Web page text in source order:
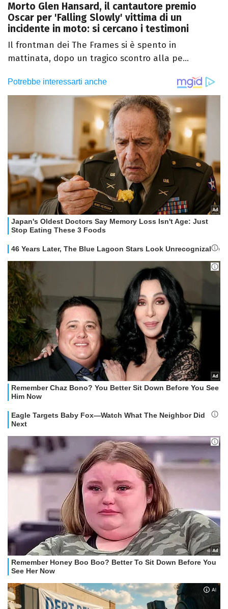
Morto Glen Hansard, il cantautore premio
Oscar per 'Falling Slowly' vittima di un
incidente in moto: si cercano i testimoni
Il frontman dei The Frames si è spento in
mattinata, dopo un tragico scontro alla pe...